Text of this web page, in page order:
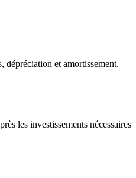
dépréciation et amortissement.
les investissements nécessaires